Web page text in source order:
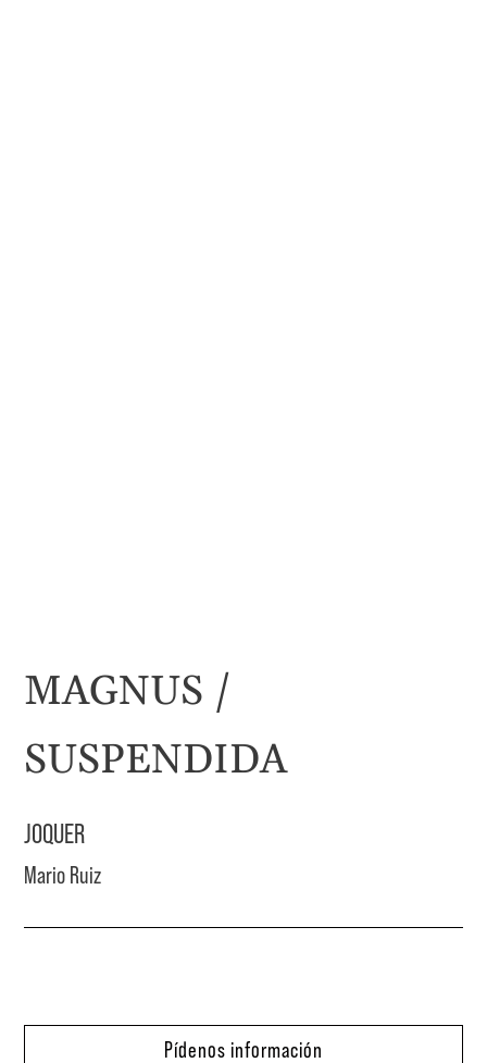
MAGNUS /
SUSPENDIDA
JOQUER
Mario Ruiz
Pídenos información